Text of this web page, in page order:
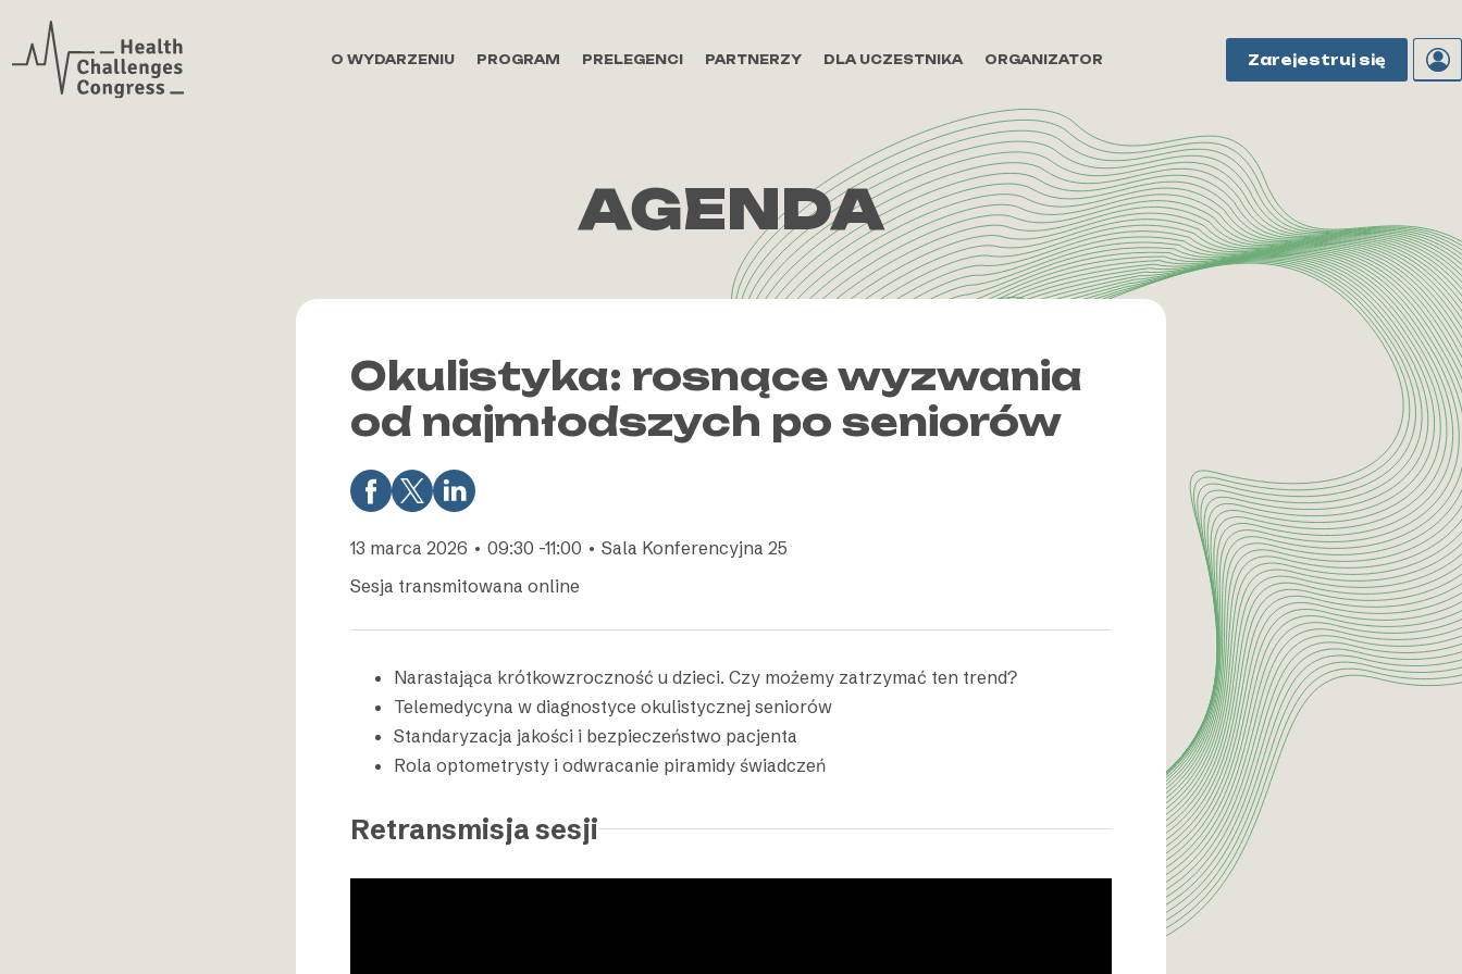
O WYDARZENIU PROGRAM PRELEGENCI PARTNERZY DLA UCZESTNIKA ORGANIZATOR Zarejestruj się
Zaloguj się
AGENDA
Okulistyka: rosnące wyzwania
od najmłodszych po seniorów
13 marca 2026 • 09:30 -11:00 • Sala Konferencyjna 25
Sesja transmitowana online
Narastająca krótkowzroczność u dzieci. Czy możemy zatrzymać ten trend?
Telemedycyna w diagnostyce okulistycznej seniorów
Standaryzacja jakości i bezpieczeństwo pacjenta
Rola optometrysty i odwracanie piramidy świadczeń
Retransmisja sesji